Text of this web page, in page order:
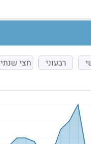
רבעוני חצי שנתי